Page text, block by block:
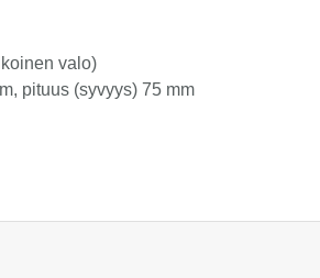
valo)
pituus (syvyys) 75 mm